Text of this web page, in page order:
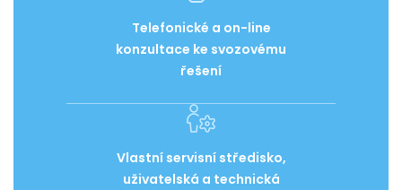
Telefonické a on-line
konzultace ke svozovému
řešení
Vlastní servisní středisko,
uživatelská a technická